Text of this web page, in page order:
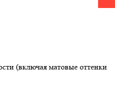
(включая матовые оттенки